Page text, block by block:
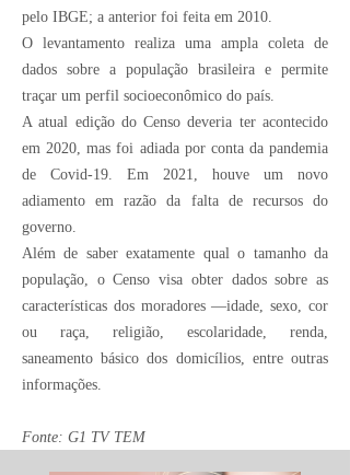
pelo IBGE; a anterior foi feita em 2010.
O levantamento realiza uma ampla coleta de
dados sobre a população brasileira e permite
traçar um perfil socioeconômico do país.
A atual edição do Censo deveria ter acontecido
em 2020, mas foi adiada por conta da pandemia
de Covid-19. Em 2021, houve um novo
adiamento em razão da falta de recursos do
governo.
Além de saber exatamente qual o tamanho da
população, o Censo visa obter dados sobre as
características dos moradores —idade, sexo, cor
ou raça, religião, escolaridade, renda,
saneamento básico dos domicílios, entre outras
informações.
Fonte: G1 TV TEM